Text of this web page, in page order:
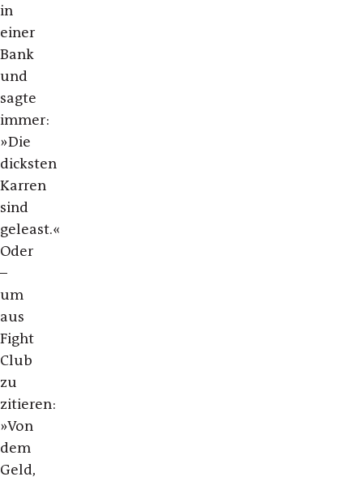
in
einer
Bank
und
sagte
immer:
»Die
dicksten
Karren
sind
geleast.«
Oder
–
um
aus
Fight
Club
zu
zitieren:
»Von
dem
Geld,